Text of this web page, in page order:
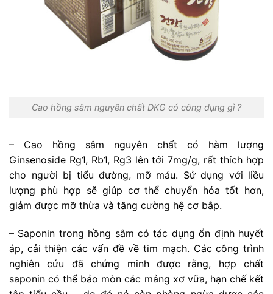
Cao hồng sâm nguyên chất DKG có công dụng gì ?
– Cao hồng sâm nguyên chất có hàm lượng
Ginsenoside Rg1, Rb1, Rg3 lên tới 7mg/g, rất thích hợp
cho người bị tiểu đường, mỡ máu. Sử dụng với liều
lượng phù hợp sẽ giúp cơ thể chuyển hóa tốt hơn,
giảm được mỡ thừa và tăng cường hệ cơ bắp.
– Saponin trong hồng sâm có tác dụng ổn định huyết
áp, cải thiện các vấn đề về tim mạch. Các công trình
nghiên cứu đã chứng minh được rằng, hợp chất
saponin có thể bảo mòn các mảng xơ vữa, hạn chế kết